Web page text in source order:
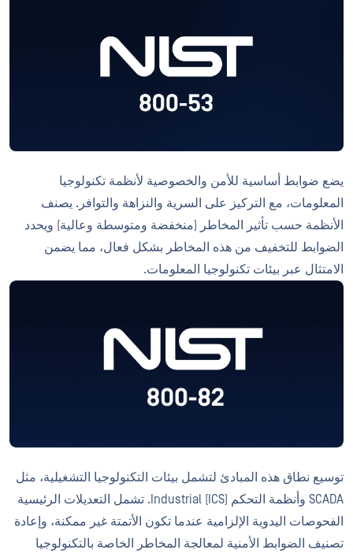
يضع ضوابط أساسية للأمن والخصوصية لأنظمة تكنولوجيا
المعلومات، مع التركيز على السرية والنزاهة والتوافر. يصنف
الأنظمة حسب تأثير المخاطر (منخفضة ومتوسطة وعالية) ويحدد
الضوابط للتخفيف من هذه المخاطر بشكل فعال، مما يضمن
الامتثال عبر بيئات تكنولوجيا المعلومات.
توسيع نطاق هذه المبادئ لتشمل بيئات التكنولوجيا التشغيلية، مثل
SCADA وأنظمة التحكم Industrial (ICS). تشمل التعديلات الرئيسية
الفحوصات اليدوية الإلزامية عندما تكون الأتمتة غير ممكنة، وإعادة
تصنيف الضوابط الأمنية لمعالجة المخاطر الخاصة بالتكنولوجيا